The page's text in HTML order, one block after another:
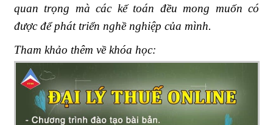
quan trọng mà các kế toán đều mong muốn có
được để phát triển nghề nghiệp của mình.
Tham khảo thêm về khóa học: